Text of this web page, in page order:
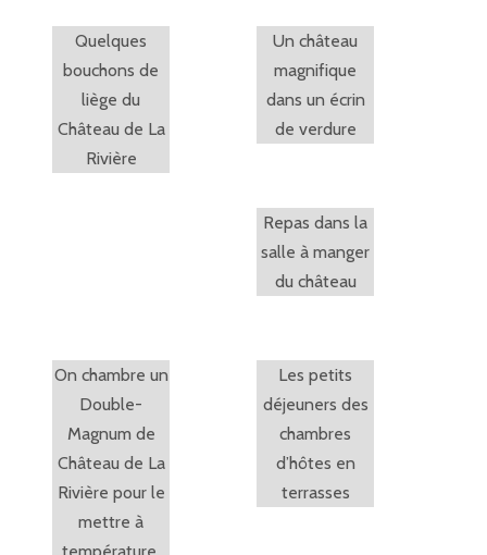
Quelques
bouchons de
liège du
Château de La
Rivière
Un château
magnifique
dans un écrin
de verdure
Repas dans la
salle à manger
du château
On chambre un
Double-
Magnum de
Château de La
Rivière pour le
mettre à
température.
Les petits
déjeuners des
chambres
d’hôtes en
terrasses